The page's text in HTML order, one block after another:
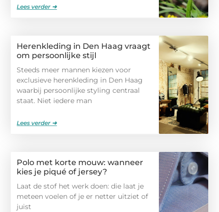
Lees verder ➜
Herenkleding in Den Haag vraagt
om persoonlijke stijl
Steeds meer mannen kiezen voor
exclusieve herenkleding in Den Haag
waarbij persoonlijke styling centraal
staat. Niet iedere man
Lees verder ➜
Polo met korte mouw: wanneer
kies je piqué of jersey?
Laat de stof het werk doen: die laat je
meteen voelen of je er netter uitziet of
juist